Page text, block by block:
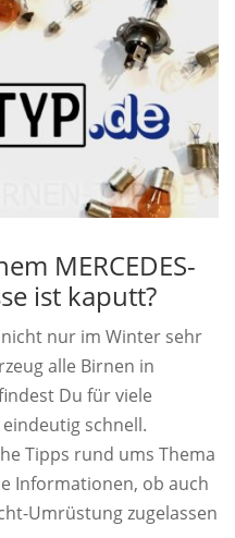
MERCEDES-
ist kaputt?
nur im Winter sehr
alle Birnen in
Du für viele
schnell.
Tipps rund ums Thema
Informationen, ob auch
Umrüstung zugelassen